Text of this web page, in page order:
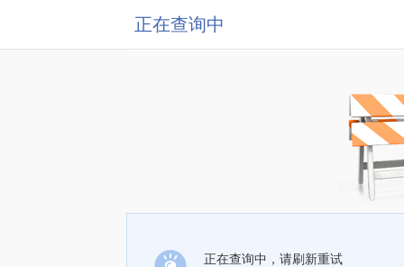
正在查询中
正在查询中，请刷新重试